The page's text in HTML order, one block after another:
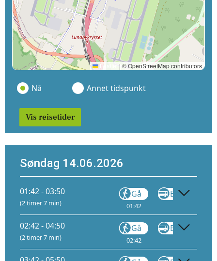
Leaflet | © OpenStreetMap contributors
Nå Annet tidspunkt
Vis reisetider
Søndag 14.06.2026
01:42 - 03:50
(2 timer 7 min)
Gå
01:42
Buss
02:42 - 04:50
(2 timer 7 min)
Gå
02:42
Buss